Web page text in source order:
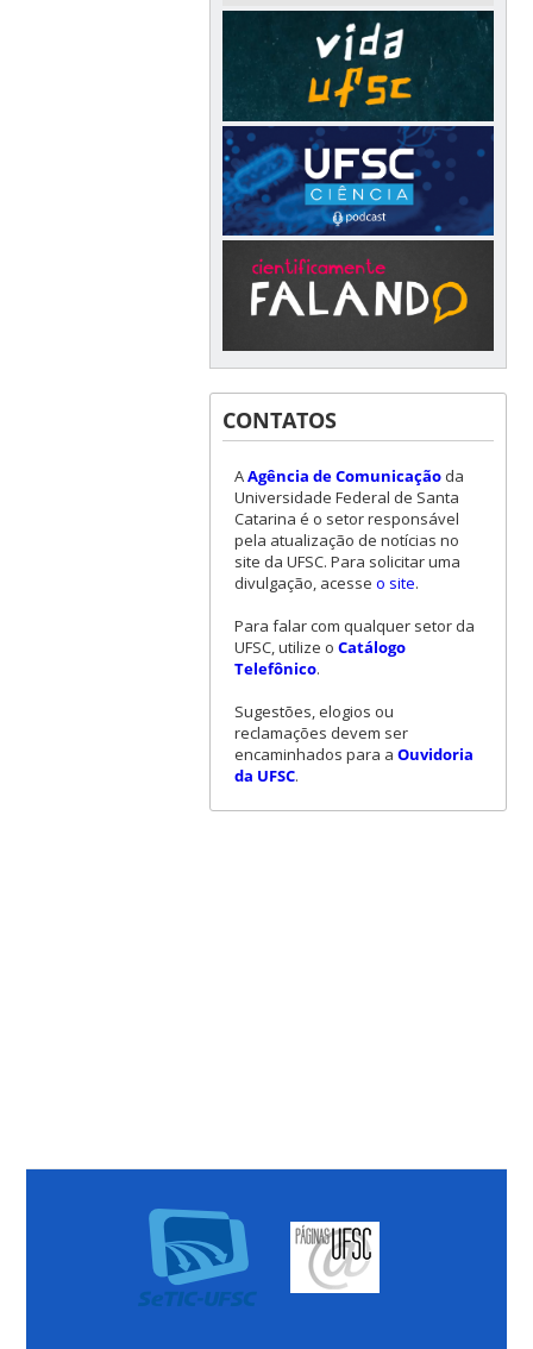
CONTATOS
AAgência de Comunicaçãoda
Universidade Federal de Santa
Catarina é o setor responsável
pela atualização de notícias no
site da UFSC. Para solicitar uma
divulgação, acesse o site.
Para falar com qualquer setor da
UFSC, utilize o Catálogo
Telefônico.
Sugestões, elogios ou
reclamações devem ser
encaminhados para a Ouvidoria
da UFSC.